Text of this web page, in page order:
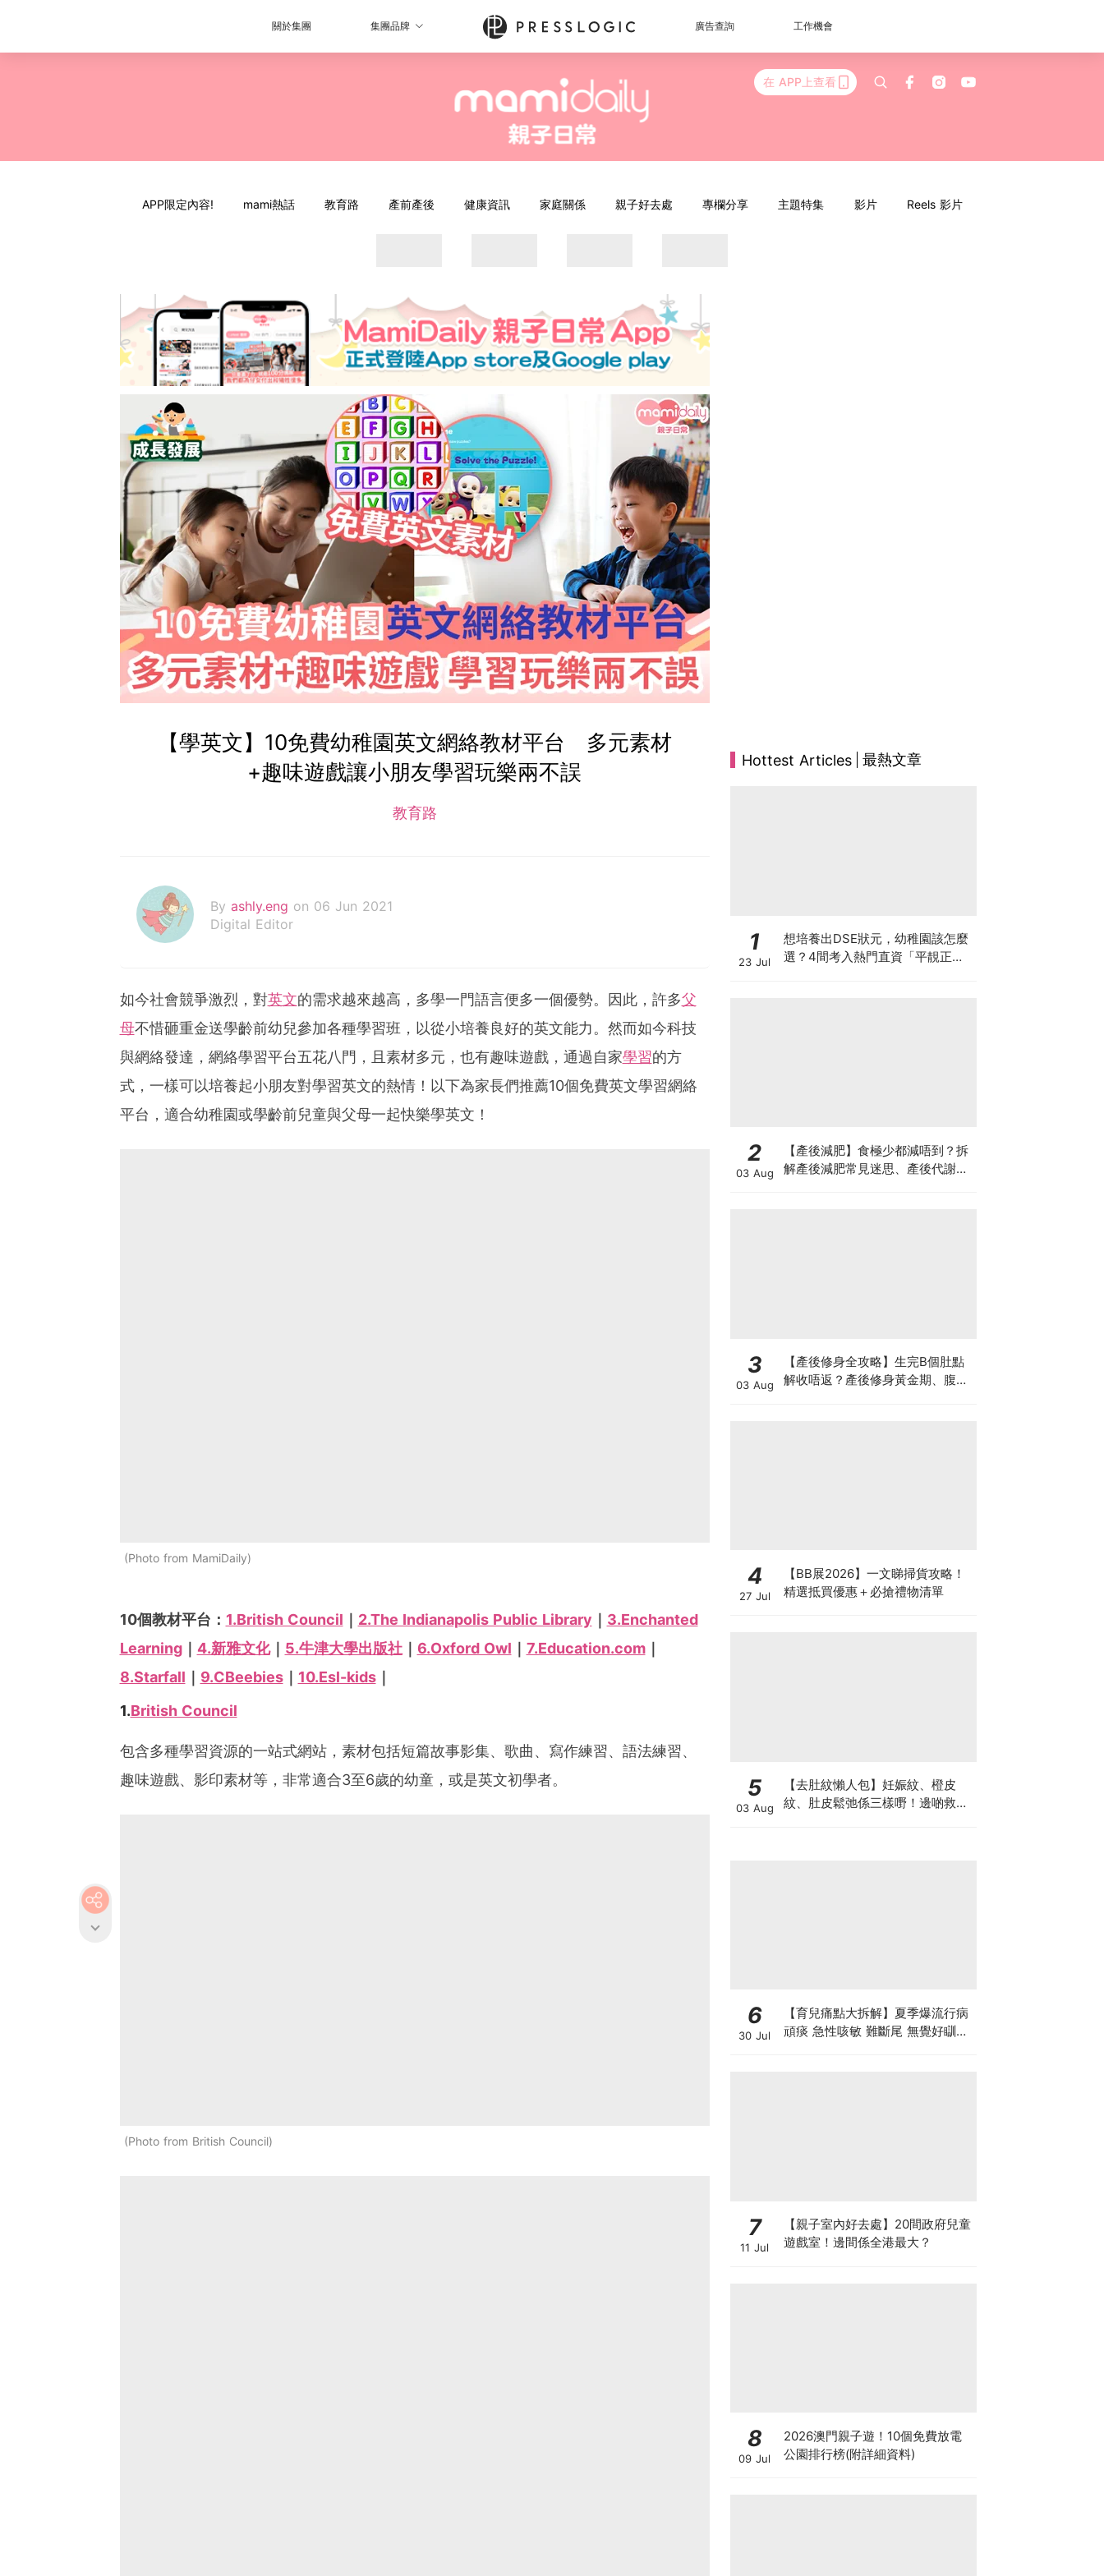
關於集團 集團品牌 廣告查詢 工作機會
在 APP上查看
APP限定內容! mami熱話 教育路 產前產後 健康資訊 家庭關係 親子好去處 專欄分享 主題特集 影片 Reels 影片
【學英文】10免費幼稚園英文網絡教材平台 多元素材
+趣味遊戲讓小朋友學習玩樂兩不誤
教育路
By ashly.eng on 06 Jun 2021
Digital Editor
如今社會競爭激烈，對英文的需求越來越高，多學一門語言便多一個優勢。因此，許多父
母不惜砸重金送學齡前幼兒參加各種學習班，以從小培養良好的英文能力。然而如今科技
與網絡發達，網絡學習平台五花八門，且素材多元，也有趣味遊戲，通過自家學習的方
式，一樣可以培養起小朋友對學習英文的熱情！以下為家長們推薦10個免費英文學習網絡
平台，適合幼稚園或學齡前兒童與父母一起快樂學英文！
Photo from MamiDaily
10個教材平台： 1.British Council 2.The Indianapolis Public Library
3.Enchanted
Learning｜ 4.新雅文化｜ 5.牛津大學出版社｜ 6.Oxford Owl 7.Education.com｜
8.Starfall
9.CBeebies｜ 10.Esl-kids｜
1.British Council
包含多種學習資源的一站式網站，素材包括短篇故事影集、歌曲、寫作練習、語法練習、
趣味遊戲、影印素材等，非常適合3至6歲的幼童，或是英文初學者。
Photo from British Council
Hottest Articles 最熱文章
1
23 Jul
想培養出DSE狀元，幼稚園該怎麼
選？4間考入熱門直資「平靚正」
2
03 Aug
【產後減肥】食極少都減唔到？拆
解產後減肥常見迷思、產後代謝、
3
03 Aug
【產後修身全攻略】生完B個肚點
解收唔返？產後修身黃金期、腹直
4
27 Jul
【BB展2026】一文睇掃貨攻略！
精選抵買優惠＋必搶禮物清單
5
03 Aug
【去肚紋懶人包】妊娠紋、橙皮
紋、肚皮鬆弛係三樣嘢！邊啲救得
6
30 Jul
【育兒痛點大拆解】夏季爆流行病
頑痰 急性咳敏 難斷尾 無覺好瞓？
7
11 Jul
【親子室內好去處】20間政府兒童
遊戲室！邊間係全港最大？
8
09 Jul
2026澳門親子遊！10個免費放電
公園排行榜(附詳細資料)